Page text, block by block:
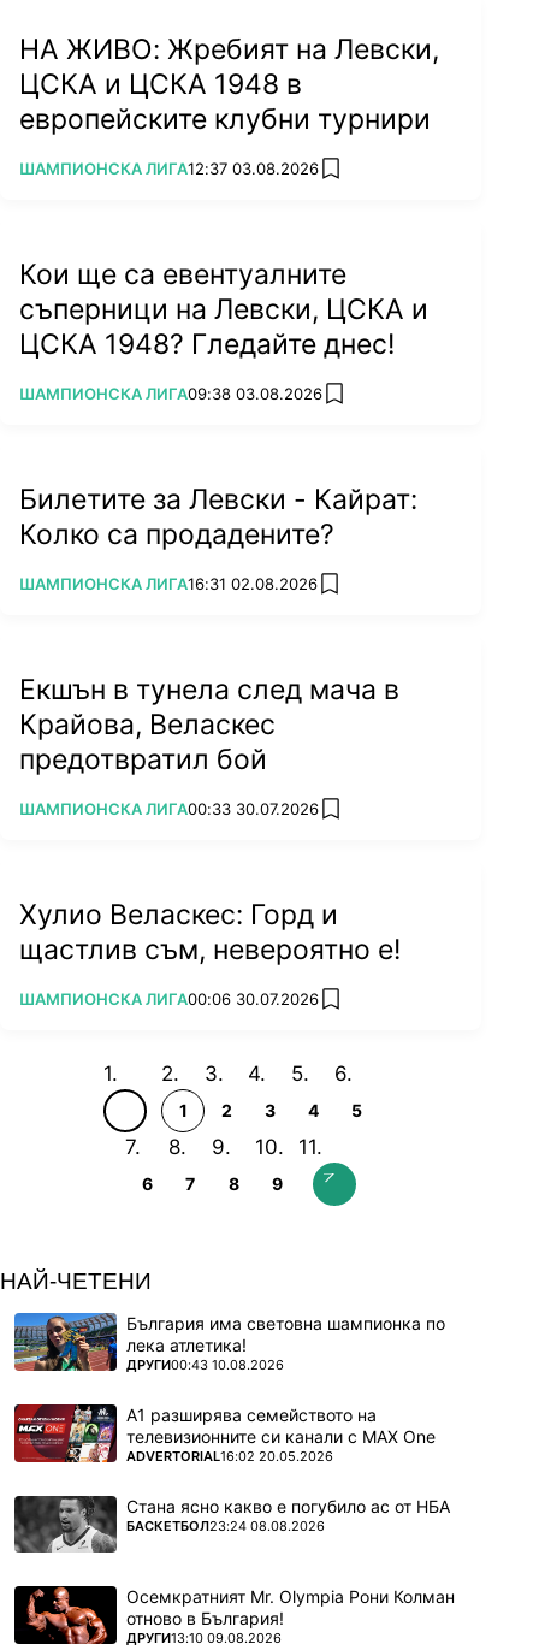
НА ЖИВО: Жребият на Левски,
ЦСКА и ЦСКА 1948 в
европейските клубни турнири
ПОВЕЧЕ ОТ
ШАМПИОНСКА ЛИГА12:37 03.08.2026 add favorites
Кои ще са евентуалните
съперници на Левски, ЦСКА и
ЦСКА 1948? Гледайте днес!
ПОВЕЧЕ ОТ
ШАМПИОНСКА ЛИГА09:38 03.08.2026 add favorites
Билетите за Левски - Кайрат:
Колко са продадените?
ПОВЕЧЕ ОТ
ШАМПИОНСКА ЛИГА16:31 02.08.2026 add favorites
Екшън в тунела след мача в
Крайова, Веласкес
предотвратил бой
ПОВЕЧЕ ОТ
ШАМПИОНСКА ЛИГА00:33 30.07.2026 add favorites
Хулио Веласкес: Горд и
щастлив съм, невероятно е!
ПОВЕЧЕ ОТ
ШАМПИОНСКА ЛИГА00:06 30.07.2026 add favorites
1 2 3 4 5
6 7 8 9
НАЙ-ЧЕТЕНИ
България има световна шампионка по
лека атлетика!
ПОВЕЧЕ ОТ
ДРУГИ00:43 10.08.2026
А1 разширява семейството на
телевизионните си канали с MAX One
ПОВЕЧЕ ОТ
ADVERTORIAL16:02 20.05.2026
Стана ясно какво е погубило ас от НБА
ПОВЕЧЕ ОТ
БАСКЕТБОЛ23:24 08.08.2026
Осемкратният Mr. Olympia Рони Колман
отново в България!
ПОВЕЧЕ ОТ
ДРУГИ13:10 09.08.2026